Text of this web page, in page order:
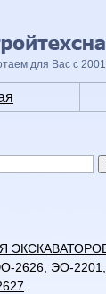
для Вас с 2001
2626, ЭО-2201,